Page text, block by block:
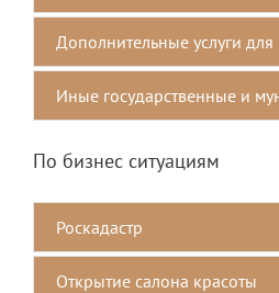
Дополнительные услуги
Иные государственные и
По бизнес ситуациям
Роскадастр
Открытие салона красоты